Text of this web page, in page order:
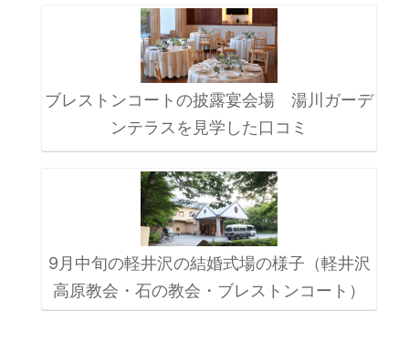
ブレストンコートの披露宴会場 湯川ガーデ
ンテラスを見学した口コミ
9月中旬の軽井沢の結婚式場の様子（軽井沢
高原教会・石の教会・ブレストンコート）